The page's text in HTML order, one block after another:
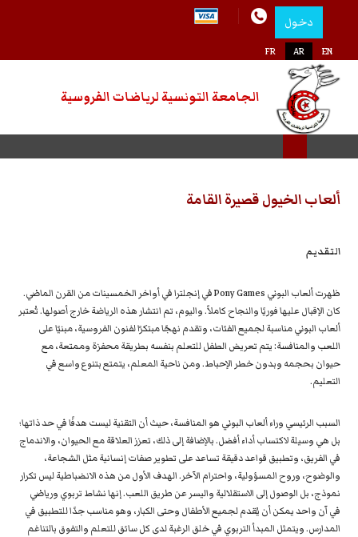
دخول
اختر لغتك
FR AR EN
الجامعة التونسية لرياضات الفروسية
ألعاب الخيول قصيرة القامة
التقديم
ظهرت ألعاب البوني Pony Games في إنجلترا في أواخر الخمسينات من القرن الماضي.
كان الإقبال عليها فوريًا والنجاح كاملاً. واليوم، تم انتشار هذه الرياضة خارج أصولها. تُعتبر
ألعاب البوني مناسبة لجميع الفئات، وتقدم نهجًا مبتكرًا لفنون الفروسية، مبنيًا على
اللعب والمنافسة: يتم تعريض الطفل للتعلم بنفسه بطريقة محفزة وممتعة، مع
حيوان بحجمه وبدون خطر الإحباط. ومن ناحية المعلم، يتمتع بتنوع واسع في
التعليم.
السبب الرئيسي وراء ألعاب البوني هو المنافسة، حيث أن التقنية ليست هدفًا في حد ذاتها؛
بل هي وسيلة لاكتساب أداء أفضل. بالإضافة إلى ذلك، تعزز العلاقة مع الحيوان، والاندماج
في الفريق، وتطبيق قواعد دقيقة تساعد على تطوير صفات إنسانية مثل الشجاعة،
والوضوح، وروح المسؤولية، واحترام الآخر. الهدف الأول من هذه الانضباطية ليس تكرار
نموذج، بل الوصول إلى الاستقلالية واليسر عن طريق اللعب. إنها نشاط تربوي ورياضي
في آن واحد يمكن أن يُقدم لجميع الأطفال وحتى الكبار، وهو مناسب جدًا للتطبيق في
المدارس. ويتمثل المبدأ التربوي في خلق الرغبة لدى كل سائق للتعلم والتفوق بالتناغم